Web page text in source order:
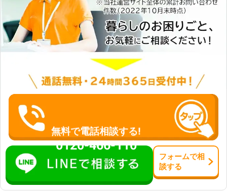
無料で電話相談する!
0120-466-110
フォームで相
談する